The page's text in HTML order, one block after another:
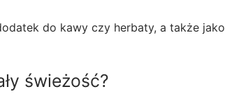
do kawy czy herbaty, a także jako
świeżość?